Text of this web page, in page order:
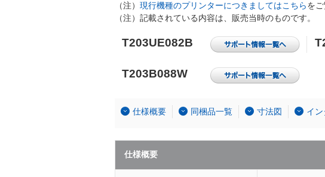
（注） 現行機種のプリンターにつきましてはこちらをご
（注）記載されている内容は、販売当時のものです。
T203UE082B
T203B088W
仕様概要 同梱品一覧 寸法図 イ
仕様概要